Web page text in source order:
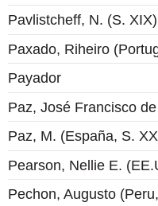
Pavlistcheff, N. (S. XIX)
Paxado, Riheiro
Payador
Paz, José Francisco
Paz, M. (España, S.
Pearson, Nellie E.
Pechon, Augusto